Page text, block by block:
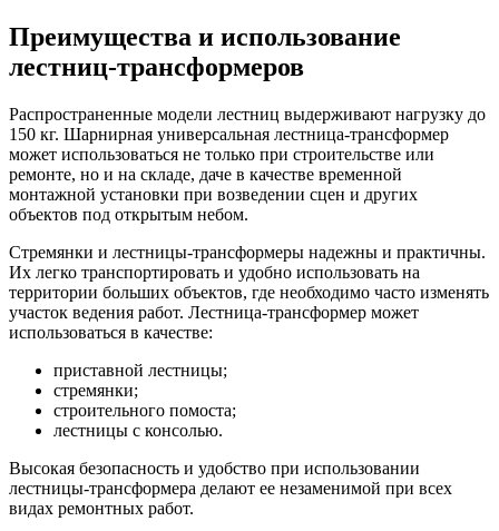
Преимущества и использование
лестниц-трансформеров
Распространенные модели лестниц выдерживают нагрузку до
150 кг. Шарнирная универсальная лестница-трансформер
может использоваться не только при строительстве или
ремонте, но и на складе, даче в качестве временной
монтажной установки при возведении сцен и других
объектов под открытым небом.
Стремянки и лестницы-трансформеры надежны и практичны.
Их легко транспортировать и удобно использовать на
территории больших объектов, где необходимо часто изменять
участок ведения работ. Лестница-трансформер может
использоваться в качестве:
приставной лестницы;
стремянки;
строительного помоста;
лестницы с консолью.
Высокая безопасность и удобство при использовании
лестницы-трансформера делают ее незаменимой при всех
видах ремонтных работ.